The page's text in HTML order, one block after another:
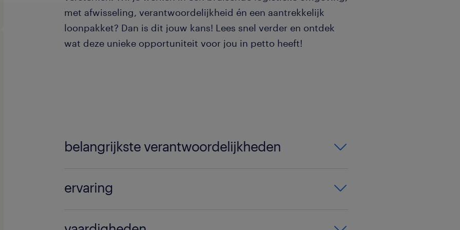
met afwisseling, verantwoordelijkheid én een aantrekkelijk
loonpakket? Dan is dit jouw kans! Lees snel verder en ontdek
wat deze unieke opportuniteit voor jou in petto heeft!
belangrijkste verantwoordelijkheden
ervaring